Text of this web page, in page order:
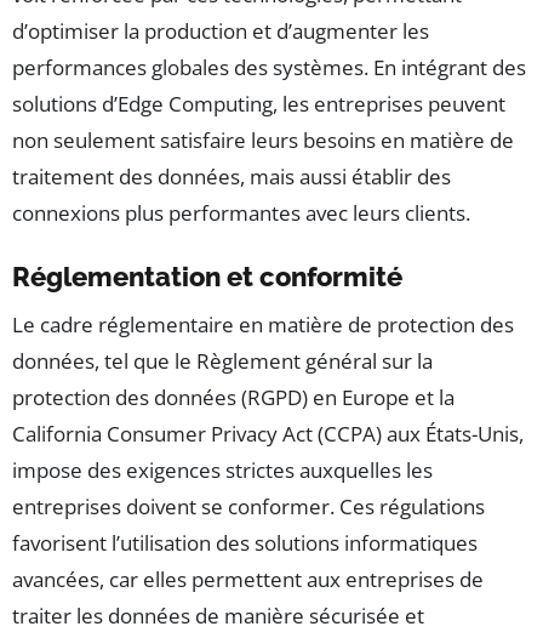
d’optimiser la production et d’augmenter les
performances globales des systèmes. En intégrant des
solutions d’Edge Computing, les entreprises peuvent
non seulement satisfaire leurs besoins en matière de
traitement des données, mais aussi établir des
connexions plus performantes avec leurs clients.
Réglementation et conformité
Le cadre réglementaire en matière de protection des
données, tel que le Règlement général sur la
protection des données (RGPD) en Europe et la
California Consumer Privacy Act (CCPA) aux États-Unis,
impose des exigences strictes auxquelles les
entreprises doivent se conformer. Ces régulations
favorisent l’utilisation des solutions informatiques
avancées, car elles permettent aux entreprises de
traiter les données de manière sécurisée et